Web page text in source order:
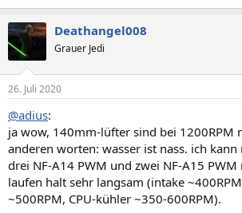
Deathangel008
Grauer Jedi
26. Juli 2020
@adius:
ja wow, 140mm-lüfter sind bei 1200RPM
anderen worten: wasser ist nass. ich
drei NF-A14 PWM und zwei NF-A15
laufen halt sehr langsam (intake
~500RPM, CPU-kühler ~350-600RPM).